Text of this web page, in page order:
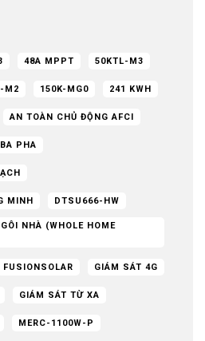
48A MPPT 50KTL-M3
M2 150K-MG0 241 KWH
AN TOÀN CHỦ ĐỘNG AFCI
BA PHA
MINH DTSU666-HW
NHÀ (WHOLE HOME
FUSIONSOLAR GIÁM SÁT 4G
GIÁM SÁT TỪ XA
MERC-1100W-P